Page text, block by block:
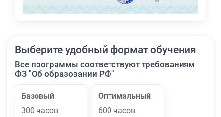
Выберите удобный формат обучения
Все программы соответствуют требованиям
ФЗ "Об образовании РФ"
Базовый
300 часов
Оптимальный
600 часов